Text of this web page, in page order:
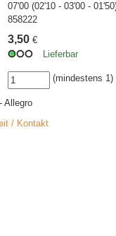
07'00 (02'10 - 03'00 -
858222
3,50 €
Lieferbar
(mindestens 1)
Allegro
/ Kontakt